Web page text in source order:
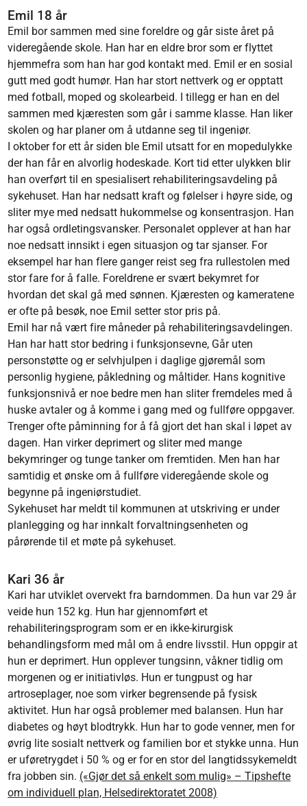
Emil 18 år
Emil bor sammen med sine foreldre og går siste året på
videregående skole. Han har en eldre bror som er flyttet
hjemmefra som han har god kontakt med. Emil er en sosial
gutt med godt humør. Han har stort nettverk og er opptatt
med fotball, moped og skolearbeid. I tillegg er han en del
sammen med kjæresten som går i samme klasse. Han liker
skolen og har planer om å utdanne seg til ingeniør.
I oktober for ett år siden ble Emil utsatt for en mopedulykke
der han får en alvorlig hodeskade. Kort tid etter ulykken blir
han overført til en spesialisert rehabiliteringsavdeling på
sykehuset. Han har nedsatt kraft og følelser i høyre side, og
sliter mye med nedsatt hukommelse og konsentrasjon. Han
har også ordletingsvansker. Personalet opplever at han har
noe nedsatt innsikt i egen situasjon og tar sjanser. For
eksempel har han flere ganger reist seg fra rullestolen med
stor fare for å falle. Foreldrene er svært bekymret for
hvordan det skal gå med sønnen. Kjæresten og kameratene
er ofte på besøk, noe Emil setter stor pris på.
Emil har nå vært fire måneder på rehabiliteringsavdelingen.
Han har hatt stor bedring i funksjonsevne, Går uten
personstøtte og er selvhjulpen i daglige gjøremål som
personlig hygiene, påkledning og måltider. Hans kognitive
funksjonsnivå er noe bedre men han sliter fremdeles med å
huske avtaler og å komme i gang med og fullføre oppgaver.
Trenger ofte påminning for å få gjort det han skal i løpet av
dagen. Han virker deprimert og sliter med mange
bekymringer og tunge tanker om fremtiden. Men han har
samtidig et ønske om å fullføre videregående skole og
begynne på ingeniørstudiet.
Sykehuset har meldt til kommunen at utskriving er under
planlegging og har innkalt forvaltningsenheten og
pårørende til et møte på sykehuset.
Kari 36 år
Kari har utviklet overvekt fra barndommen. Da hun var 29 år
veide hun 152 kg. Hun har gjennomført et
rehabiliteringsprogram som er en ikke-kirurgisk
behandlingsform med mål om å endre livsstil. Hun oppgir at
hun er deprimert. Hun opplever tungsinn, våkner tidlig om
morgenen og er initiativløs. Hun er tungpust og har
artroseplager, noe som virker begrensende på fysisk
aktivitet. Hun har også problemer med balansen. Hun har
diabetes og høyt blodtrykk. Hun har to gode venner, men for
øvrig lite sosialt nettverk og familien bor et stykke unna. Hun
er uføretrygdet i 50 % og er for en stor del langtidssykemeldt
fra jobben sin. («Gjør det så enkelt som mulig» – Tipshefte
om individuell plan, Helsedirektoratet 2008)